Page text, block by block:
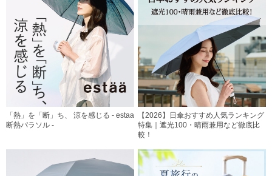
「熱」を「断」ち、 涼を感じる - estaa
断熱パラソル -
【2026】日傘おすすめ人気ランキング
特集｜遮光100・晴雨兼用など徹底比
較！